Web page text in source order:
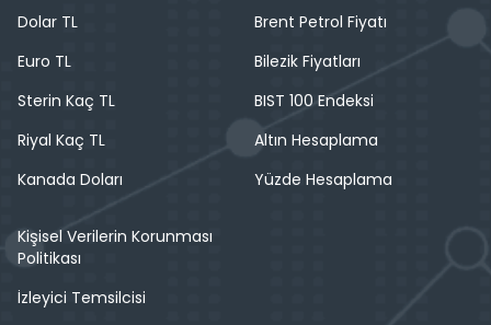
Dolar TL
Euro TL
Sterin Kaç TL
Riyal Kaç TL
Kanada Doları
Brent Petrol Fiyatı
Bilezik Fiyatları
BIST 100 Endeksi
Altın Hesaplama
Yüzde Hesaplama
Kişisel Verilerin Korunması
Politikası
İzleyici Temsilcisi